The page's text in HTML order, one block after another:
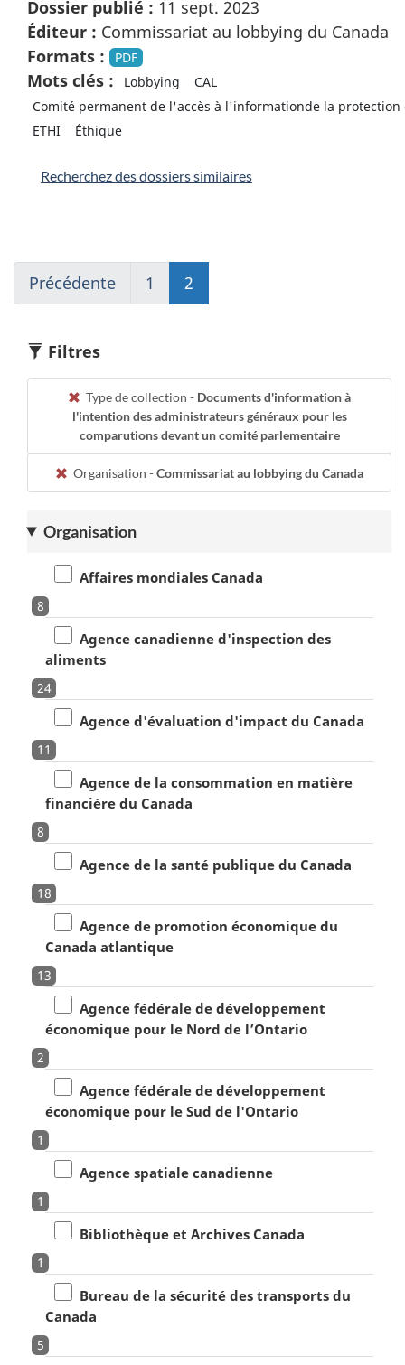
Dossier publié : 11 sept. 2023
Éditeur : Commissariat au lobbying du Canada
Formats :
PDF
Mots clés : Lobbying
CAL
Comité permanent de l'accès à l'informationde la
ETHI
Éthique
Recherchez des dossiers similaires
Précédente
to
1
(current)
Aller
2
Aller
Filtres
Type de collection - Documents d'information à
l'intention des administrateurs généraux pour les
comparutions devant un comité parlementaire
Organisation -Commissariat au lobbying du Canada
Organisation
Affaires mondiales Canada
8
Agence canadienne d'inspection des
aliments
24
Agence d'évaluation d'impact du Canada
11
Agence de la consommation en matière
financière du Canada
8
Agence de la santé publique du Canada
18
Agence de promotion économique du
Canada atlantique
13
Agence fédérale de développement
économique pour le Nord de l’Ontario
2
Agence fédérale de développement
économique pour le Sud de l'Ontario
1
Agence spatiale canadienne
1
Bibliothèque et Archives Canada
1
Bureau de la sécurité des transports du
Canada
5